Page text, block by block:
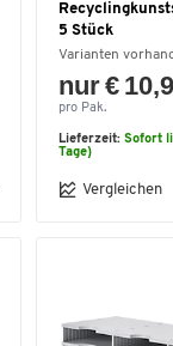
5 Stück
Varianten
nur €
pro Pak.
Lieferzeit: Sofort
Tage)
Vergleichen